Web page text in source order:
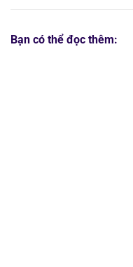
Bạn có thể đọc thêm: